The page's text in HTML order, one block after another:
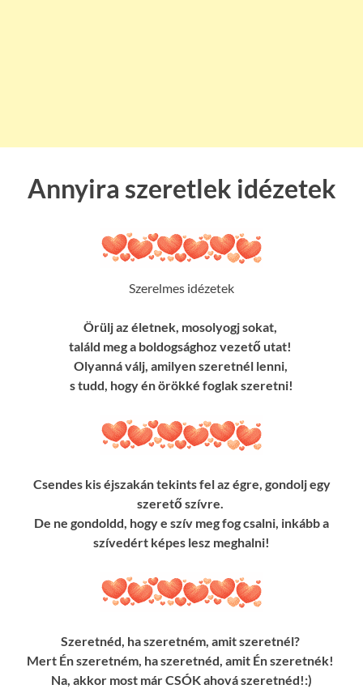
Annyira szeretlek idézetek
Szerelmes idézetek
Örülj az életnek, mosolyogj sokat,
találd meg a boldogsághoz vezető utat!
Olyanná válj, amilyen szeretnél lenni,
s tudd, hogy én örökké foglak szeretni!
Csendes kis éjszakán tekints fel az égre, gondolj egy
szerető szívre.
De ne gondoldd, hogy e szív meg fog csalni, inkább a
szívedért képes lesz meghalni!
Szeretnéd, ha szeretném, amit szeretnél?
Mert Én szeretném, ha szeretnéd, amit Én szeretnék!
Na, akkor most már CSÓK ahová szeretnéd!:)